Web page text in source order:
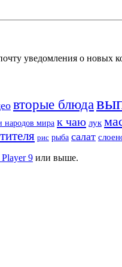
уведомления о новых
вторые блюда
народов мира к чаю лук
рис рыба салат
9 или выше.